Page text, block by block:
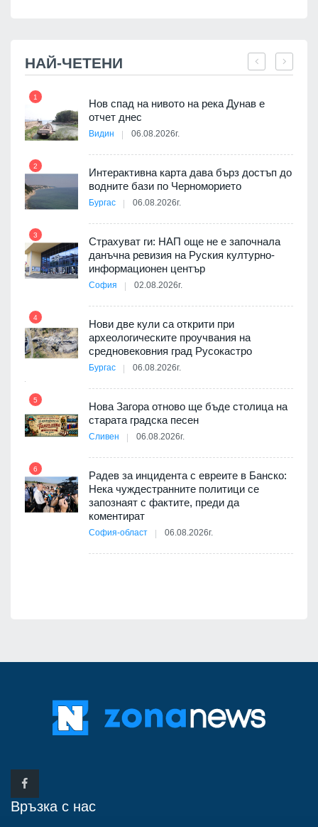
НАЙ-ЧЕТЕНИ
1
Нов спад на нивото на река Дунав е
отчет днес
Видин 06.08.2026г.
2
Интерактивна карта дава бърз достъп до
водните бази по Черноморието
Бургас 06.08.2026г.
3
Страхуват ги: НАП още не е започнала
данъчна ревизия на Руския културно-
информационен център
София 02.08.2026г.
4
Нови две кули са открити при
археологическите проучвания на
средновековния град Русокастро
Бургас 06.08.2026г.
5
Нова Загора отново ще бъде столица на
старата градска песен
Сливен 06.08.2026г.
6
Радев за инцидента с евреите в Банско:
Нека чуждестранните политици се
запознаят с фактите, преди да
коментират
София-област 06.08.2026г.
Връзка с нас